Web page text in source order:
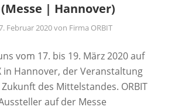
(Messe | Hannover)
Februar 2020von Firma ORBIT
vom 17. bis 19. März 2020 auf
in Hannover, der Veranstaltung
des Mittelstandes. ORBIT
auf der Messe